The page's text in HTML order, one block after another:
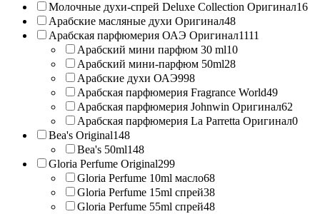
Молочные духи-спрей Deluxe Collection Оригинал16
Арабские масляные духи Оригинал48
Арабская парфюмерия ОАЭ Оригинал1111
Арабский мини парфюм 30 ml10
Арабский мини-парфюм 50ml28
Арабские духи ОАЭ998
Арабская парфюмерия Fragrance World49
Арабская парфюмерия Johnwin Оригинал62
Арабская парфюмерия La Parretta Оригинал0
Bea's Original148
Bea's 50ml148
Gloria Perfume Original299
Gloria Perfume 10ml масло68
Gloria Perfume 15ml спрей38
Gloria Perfume 55ml спрей48